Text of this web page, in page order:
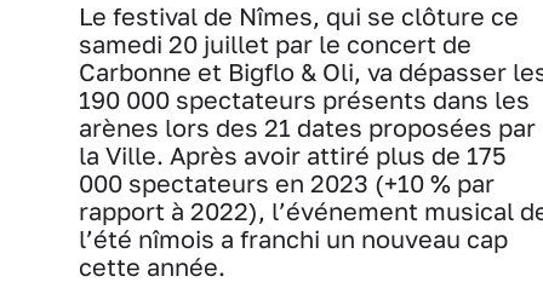
Le festival de Nîmes, qui se clôture ce
samedi 20 juillet par le concert de
Carbonne et Bigflo & Oli, va dépasser
190 000 spectateurs présents dans les
arènes lors des 21 dates proposées par
la Ville. Après avoir attiré plus de 175
000 spectateurs en 2023 (+10 % par
rapport à 2022), l’événement musical
l’été nîmois a franchi un nouveau cap
cette année.